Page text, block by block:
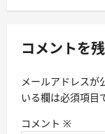
シ
ン
コメントを
メールアドレスが
いる欄は必須項目
コメント ※